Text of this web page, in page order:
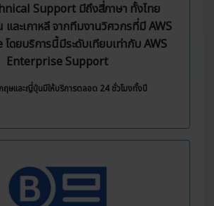
Support มีถึงสี่ภาษา ทั้งไทย
ละเกาหลี จากทีมงานวิศวกรที่มี AWS
ดยบริการนี้มีระดับเทียบเท่ากับ AWS
Enterprise Support
ฤษและญี่ปุ่นมีให้บริการตลอด 24 ชั่วโมงทั้งปี